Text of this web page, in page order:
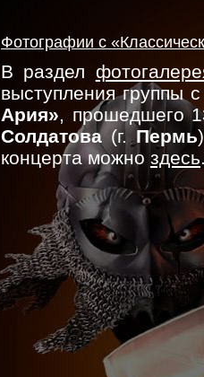
Фотографии с
В раздел
выступления группы
Ария», прошедшего
Солдатова (г.Пермь
концерта можно здесь